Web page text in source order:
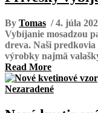
By Tomas / 4. júla
Vybíjanie mosadzou
dreva. Naši
výrobky najmä
Read More
Nezaradené